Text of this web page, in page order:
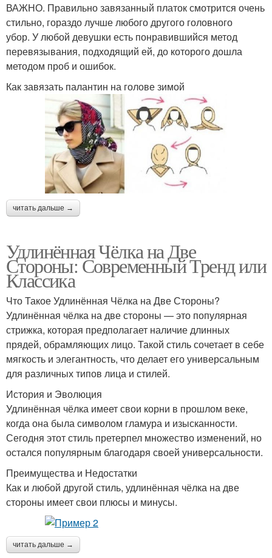
ВАЖНО. Правильно завязанный платок смотрится очень
стильно, гораздо лучше любого другого головного
убор. У любой девушки есть понравившийся метод
перевязывания, подходящий ей, до которого дошла
методом проб и ошибок.
Как завязать палантин на голове зимой
читать дальше →
Удлинённая Чёлка на Две
Стороны: Современный Тренд или
Классика
Что Такое Удлинённая Чёлка на Две Стороны?
Удлинённая чёлка на две стороны — это популярная
стрижка, которая предполагает наличие длинных
прядей, обрамляющих лицо. Такой стиль сочетает в себе
мягкость и элегантность, что делает его универсальным
для различных типов лица и стилей.
История и Эволюция
Удлинённая чёлка имеет свои корни в прошлом веке,
когда она была символом гламура и изысканности.
Сегодня этот стиль претерпел множество изменений, но
остался популярным благодаря своей универсальности.
Преимущества и Недостатки
Как и любой другой стиль, удлинённая чёлка на две
стороны имеет свои плюсы и минусы.
читать дальше →